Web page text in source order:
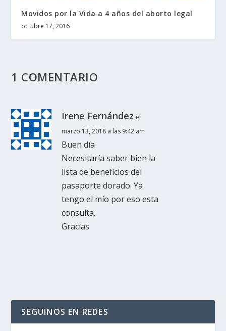
Movidos por la Vida a 4 años del aborto legal
octubre 17, 2016
1 COMENTARIO
Irene Fernández el
marzo 13, 2018 a las 9:42 am
Buen día
Necesitaría saber bien la
lista de beneficios del
pasaporte dorado. Ya
tengo el mío por eso esta
consulta.
Gracias
SEGUINOS EN REDES